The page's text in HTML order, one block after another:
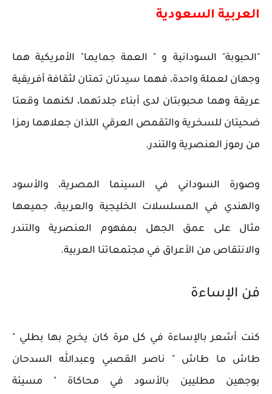
العربية السعودية
"الحبوبة" السودانية و " العمة جمايما" الأمريكية هما
وجهان لعملة واحدة، فهما سيدتان تمتان لثقافة أفريقية
عريقة وهما محبوبتان لدى أبناء جلدتهما، لكنهما وقعتا
ضحيتان للسخرية والتقمص العرقي اللذان جعلاهما رمزا
من رموز العنصرية والتندر.
وصورة السوداني في السينما المصرية، والأسود
والهندي في المسلسلات الخليجية والعربية، جميعها
مثال على عمق الجهل بمفهوم العنصرية والتندر
والانتقاص من الأعراق في مجتمعاتنا العربية.
فن الإساءة
كنت أشعر بالإساءة في كل مرة كان يخرج بها بطلي "
طاش ما طاش " ناصر القصبي وعبدالله السدحان
بوجهين مطليين بالأسود في محاكاة " مسيئة